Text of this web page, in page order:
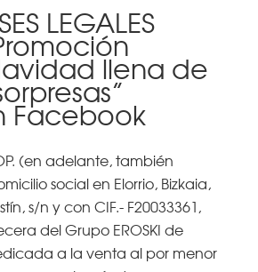
LEGALES
llena de
Facebook
(en adelante, también
social en Elorrio, Bizkaia,
s/n y con CIF.- F20033361,
del Grupo EROSKI de
a la venta al por menor